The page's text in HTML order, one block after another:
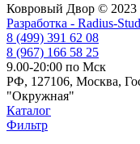
Ковровый Двор © 2023
Разработка - Radius-
8 (499) 391 62 08
8 (967) 166 58 25
9.00-20:00 по Мск
РФ, 127106, Москва,
"Окружная"
Каталог
Фильтр